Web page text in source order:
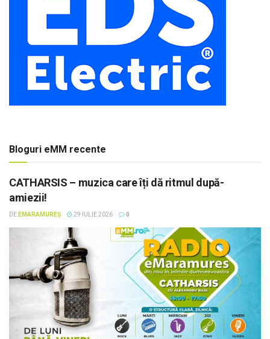
Bloguri eMM recente
CATHARSIS – muzica care îți dă ritmul după-
amiezii!
DE EMARAMUREȘ 29 IULIE 2026 0